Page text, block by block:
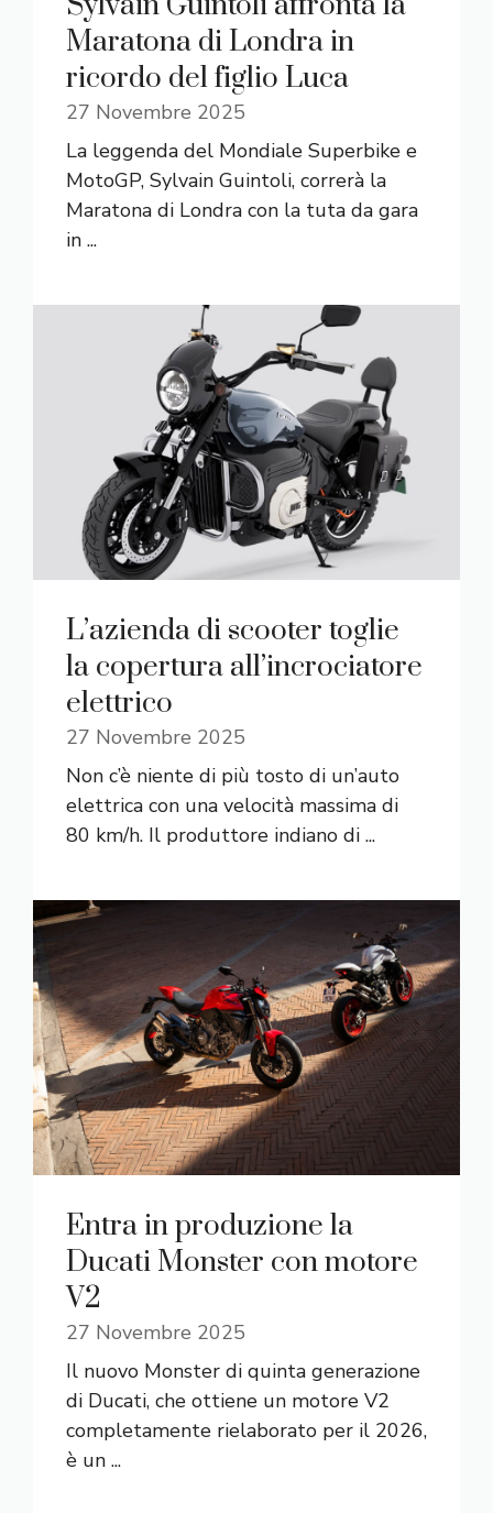
Maratona di Londra in
ricordo del figlio Luca
27 Novembre 2025
La leggenda del Mondiale Superbike e
MotoGP, Sylvain Guintoli, correrà la
Maratona di Londra con la tuta da gara
in ...
L’azienda di scooter toglie
la copertura all’incrociatore
elettrico
27 Novembre 2025
Non c’è niente di più tosto di un’auto
elettrica con una velocità massima di
80 km/h. Il produttore indiano di ...
Entra in produzione la
Ducati Monster con motore
V2
27 Novembre 2025
Il nuovo Monster di quinta generazione
di Ducati, che ottiene un motore V2
completamente rielaborato per il 2026,
è un ...